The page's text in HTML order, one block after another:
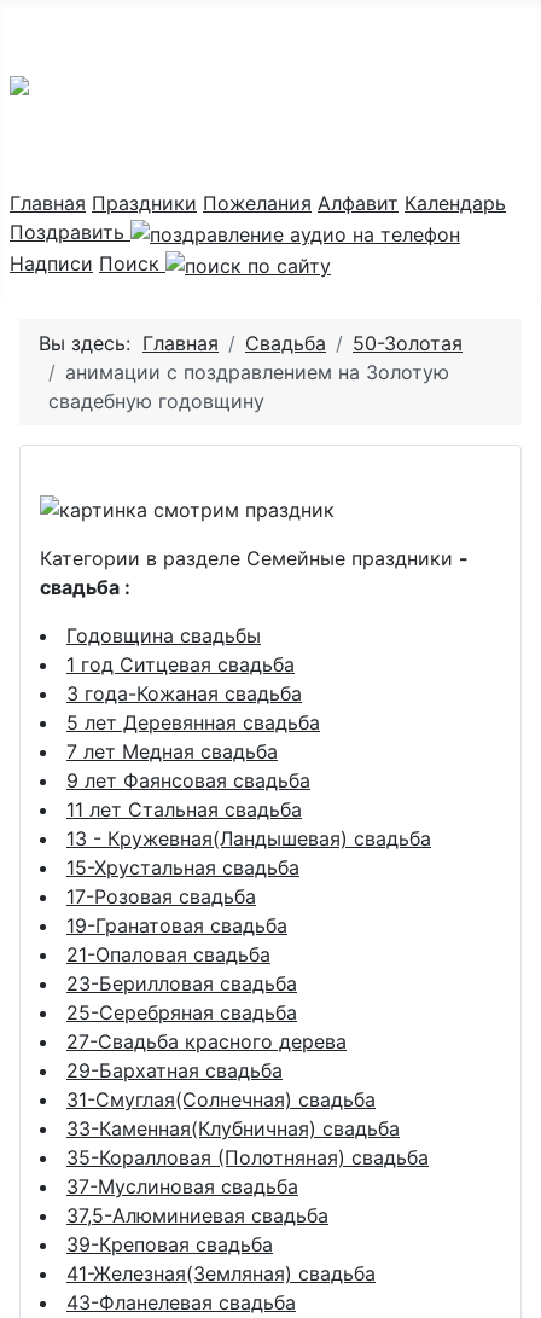
Главная Праздники Пожелания Алфавит Календарь
Поздравить
Надписи Поиск
Вы здесь: Главная Свадьба
50-Золотая
анимации с поздравлением на Золотую
свадебную годовщину
Категории в разделе Семейные праздники -
свадьба :
Годовщина свадьбы
1 год Ситцевая свадьба
3 года-Кожаная свадьба
5 лет Деревянная свадьба
7 лет Медная свадьба
9 лет Фаянсовая свадьба
11 лет Стальная свадьба
13 - Кружевная(Ландышевая) свадьба
15-Хрустальная свадьба
17-Розовая свадьба
19-Гранатовая свадьба
21-Опаловая свадьба
23-Берилловая свадьба
25-Серебряная свадьба
27-Свадьба красного дерева
29-Бархатная свадьба
31-Смуглая(Солнечная) свадьба
33-Каменная(Клубничная) свадьба
35-Коралловая (Полотняная) свадьба
37-Муслиновая свадьба
37,5-Алюминиевая свадьба
39-Креповая свадьба
41-Железная(Земляная) свадьба
43-Фланелевая свадьба